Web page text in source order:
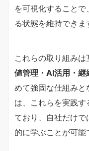
を可視化すること
る状態を維持できま
これらの取り組みは
値管理・AI活用・継
めて強固な仕組み
は、これらを実践
ており、自社だけ
的に学ぶことが可能